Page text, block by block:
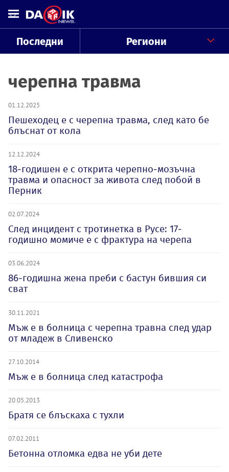
Последни Региони
черепна травма
01.12.2025
Пешеходец е с черепна травма, след като бе
блъснат от кола
12.12.2024
18-годишен е с открита черепно-мозъчна
травма и опасност за живота след побой в
Перник
02.07.2024
След инцидент с тротинетка в Русе: 17-
годишно момиче е с фрактура на черепа
03.06.2024
86-годишна жена преби с бастун бившия си
сват
30.11.2021
Мъж е в болница с черепна травна след удар
от младеж в Сливенско
27.10.2014
Мъж е в болница след катастрофа
20.05.2013
Братя се блъскаха с тухли
07.02.2011
Бетонна отломка едва не уби дете